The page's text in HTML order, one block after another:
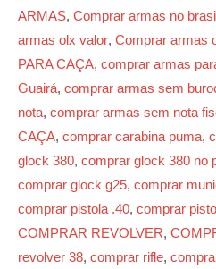
ARMAS, Comprar armas no
armas olx valor, Comprar armas
PARA CAÇA, comprar armas
Guairá, comprar armas sem
nota, comprar armas sem nota
CAÇA, comprar carabina puma,
glock 380, comprar glock 380 no
comprar glock g25, comprar
comprar pistola .40, comprar
COMPRAR REVOLVER,
revolver 38, comprar rifle,